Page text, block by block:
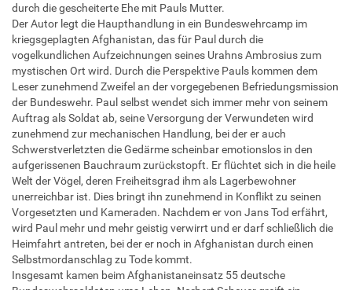
durch die gescheiterte Ehe mit Pauls Mutter.
Der Autor legt die Haupthandlung in ein Bundeswehrcamp im
kriegsgeplagten Afghanistan, das für Paul durch die
vogelkundlichen Aufzeichnungen seines Urahns Ambrosius zum
mystischen Ort wird. Durch die Perspektive Pauls kommen dem
Leser zunehmend Zweifel an der vorgegebenen Befriedungsmission
der Bundeswehr. Paul selbst wendet sich immer mehr von seinem
Auftrag als Soldat ab, seine Versorgung der Verwundeten wird
zunehmend zur mechanischen Handlung, bei der er auch
Schwerstverletzten die Gedärme scheinbar emotionslos in den
aufgerissenen Bauchraum zurückstopft. Er flüchtet sich in die heile
Welt der Vögel, deren Freiheitsgrad ihm als Lagerbewohner
unerreichbar ist. Dies bringt ihn zunehmend in Konflikt zu seinen
Vorgesetzten und Kameraden. Nachdem er von Jans Tod erfährt,
wird Paul mehr und mehr geistig verwirrt und er darf schließlich die
Heimfahrt antreten, bei der er noch in Afghanistan durch einen
Selbstmordanschlag zu Tode kommt.
Insgesamt kamen beim Afghanistaneinsatz 55 deutsche